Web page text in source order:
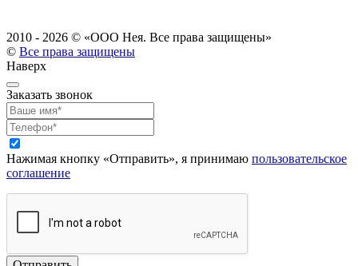
2010 - 2026 © «ООО Нея. Все права защищены»
© Все права защищены
Наверх
Заказать звонок
Нажимая кнопку «Отправить», я принимаю пользовательское
соглашение